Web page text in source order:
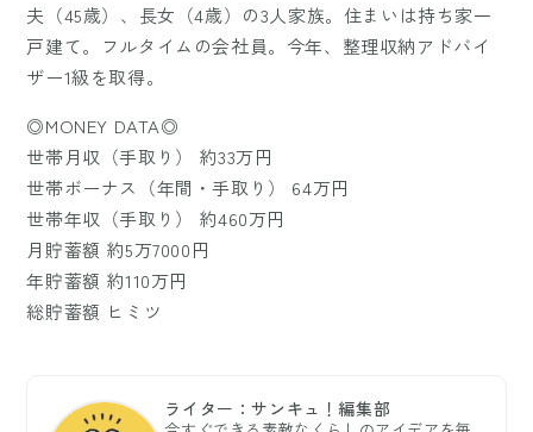
夫（45歳）、長女（4歳）の3人家族。住まいは持ち家一
戸建て。フルタイムの会社員。今年、整理収納アドバイ
ザー1級を取得。
◎MONEY DATA◎
世帯月収（手取り） 約33万円
世帯ボーナス（年間・手取り） 64万円
世帯年収（手取り） 約460万円
月貯蓄額 約5万7000円
年貯蓄額 約110万円
総貯蓄額 ヒミツ
ライター：サンキュ！編集部